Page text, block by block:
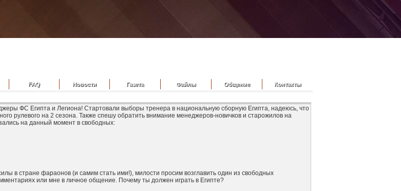
FAQ Новости Газета Файлы Общение Контакты
ФС Египта и Легиона! Стартовали выборы тренера в национальную сборную Египта, надеюсь, что
рулевого на 2 сезона. Также спешу обратить внимание менеджеров-новичков и старожилов на
на данный момент в свободных:
в стране фараонов (и самим стать ими!), милости просим возглавить один из свободных
или мне в личное общение. Почему ты должен играть в Египте?